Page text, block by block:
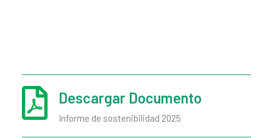
Descargar Documento
Informe de sostenibilidad 2025